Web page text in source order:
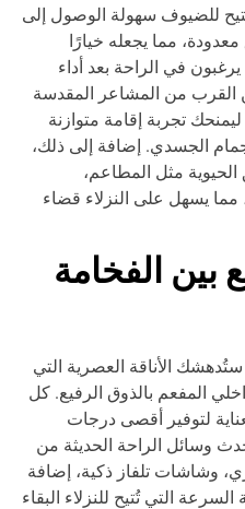
سهولة الوصول إلى
مما يجعله خيارًا
في الراحة بعد أداء
من المشاعر المقدسة
تجربة إقامة متوازنة
الجسدي. إضافة إلى ذلك،
مثل المطاعم،
يسهل على النزلاء قضاء
الفخامة
الأناقة العصرية التي
المفعم بالذوق الرفيع. كل
لتوفير أقصى درجات
الراحة الحديثة من
تلفاز ذكية، إضافة
التي تُتيح للنزلاء البقاء